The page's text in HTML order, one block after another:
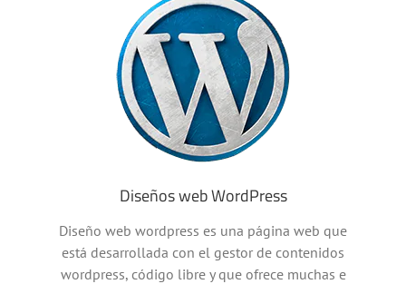
Diseños web WordPress
Diseño web wordpress es una página web que
está desarrollada con el gestor de contenidos
wordpress, código libre y que ofrece muchas e